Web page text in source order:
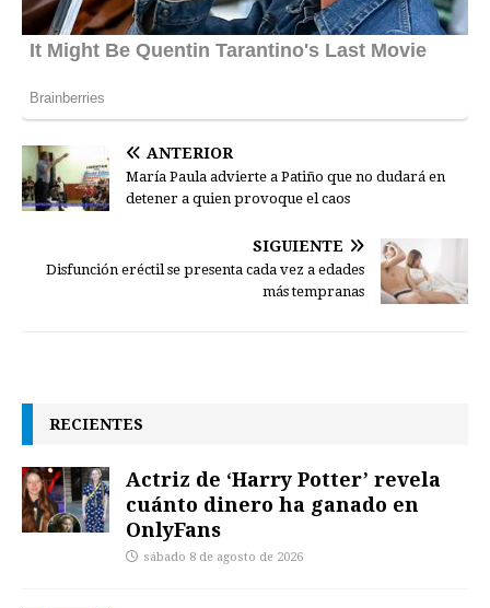
ANTERIOR
María Paula advierte a Patiño que no dudará en
detener a quien provoque el caos
SIGUIENTE
Disfunción eréctil se presenta cada vez a edades
más tempranas
RECIENTES
Actriz de ‘Harry Potter’ revela
cuánto dinero ha ganado en
OnlyFans
sábado 8 de agosto de 2026